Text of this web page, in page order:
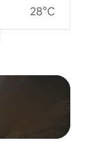
28°C